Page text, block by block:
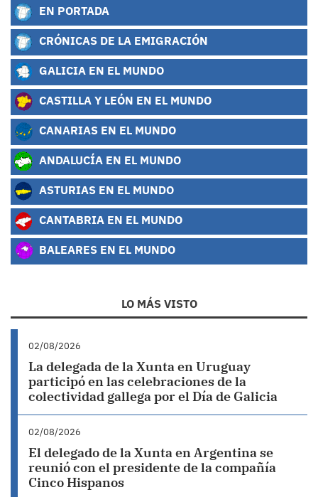
EN PORTADA
CRÓNICAS DE LA EMIGRACIÓN
GALICIA EN EL MUNDO
CASTILLA Y LEÓN EN EL MUNDO
CANARIAS EN EL MUNDO
ANDALUCÍA EN EL MUNDO
ASTURIAS EN EL MUNDO
CANTABRIA EN EL MUNDO
BALEARES EN EL MUNDO
LO MÁS VISTO
02/08/2026
La delegada de la Xunta en Uruguay
participó en las celebraciones de la
colectividad gallega por el Día de Galicia
02/08/2026
El delegado de la Xunta en Argentina se
reunió con el presidente de la compañía
Cinco Hispanos